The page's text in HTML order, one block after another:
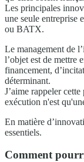
Les principales
une seule
ou BATX.
Le management de
l’objet est de mettre
financement,
déterminant.
J’aime rappeler
exécution n'est
En matière
essentiels.
Comment